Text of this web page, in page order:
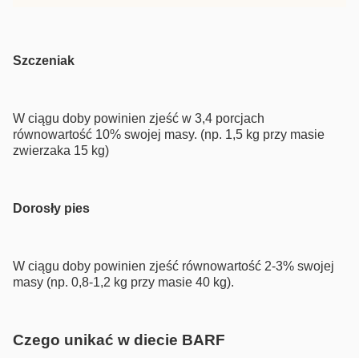
Szczeniak
W ciągu doby powinien zjeść w 3,4 porcjach
równowartość 10% swojej masy. (np. 1,5 kg przy masie
zwierzaka 15 kg)
Dorosły pies
W ciągu doby powinien zjeść równowartość 2-3% swojej
masy (np. 0,8-1,2 kg przy masie 40 kg).
Czego unikać w diecie BARF